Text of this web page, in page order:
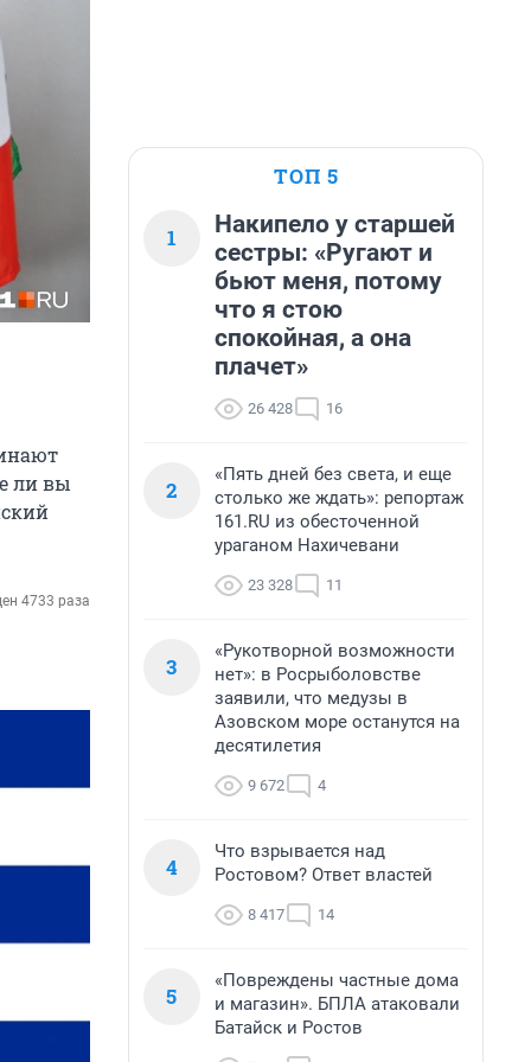
ли вы
4733 раза
ТОП 5
1
Накипело у старшей
сестры: «Ругают и
бьют меня, потому
что я стою
спокойная, а она
плачет»
26 428 16
2
«Пять дней без света, и еще
столько же ждать»: репортаж
161.RU из обесточенной
ураганом Нахичевани
23 328 11
3
«Рукотворной возможности
нет»: в Росрыболовстве
заявили, что медузы в
Азовском море останутся на
десятилетия
9 672 4
4
Что взрывается над
Ростовом? Ответ властей
8 417 14
5
«Повреждены частные дома
и магазин». БПЛА атаковали
Батайск и Ростов